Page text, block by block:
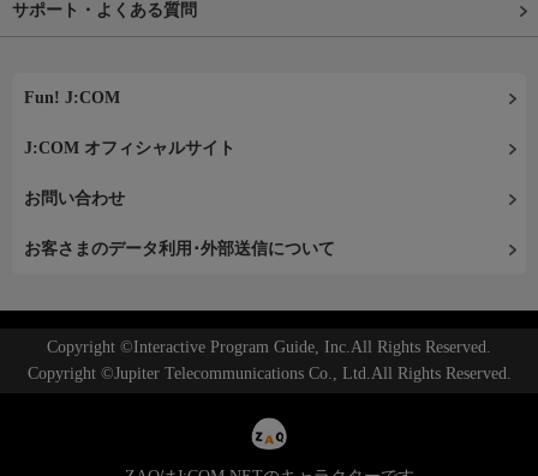
サポート・よくある質問
Fun! J:COM
J:COM オフィシャルサイト
お問い合わせ
お客さまのデータ利用･外部送信について
Copyright ©Interactive Program Guide, Inc.All Rights Reserved.
Copyright ©Jupiter Telecommunications Co., Ltd.All Rights Reserved.